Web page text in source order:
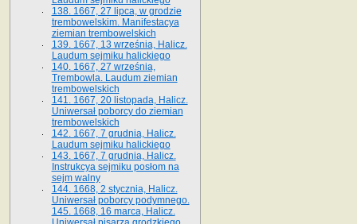
138. 1667, 27 lipca, w grodzie
trembowelskim. Manifestacya
ziemian trembowelskich
139. 1667, 13 września, Halicz.
Laudum sejmiku halickiego
140. 1667, 27 września,
Trembowla. Laudum ziemian
trembowelskich
141. 1667, 20 listopada, Halicz.
Uniwersał poborcy do ziemian
trembowelskich
142. 1667, 7 grudnia, Halicz.
Laudum sejmiku halickiego
143. 1667, 7 grudnia, Halicz.
Instrukcya sejmiku posłom na
sejm walny
144. 1668, 2 stycznia, Halicz.
Uniwersał poborcy podymnego.
145. 1668, 16 marca, Halicz.